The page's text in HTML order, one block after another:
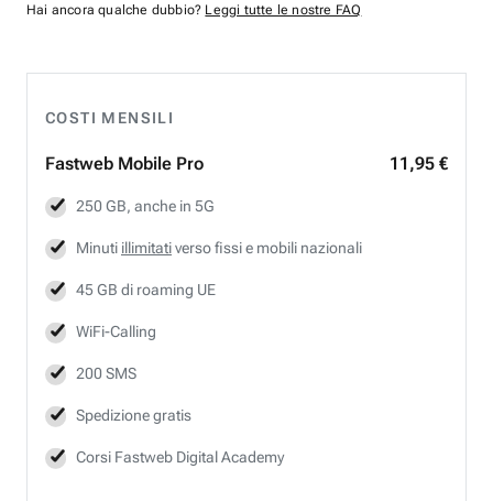
COSTI MENSILI
Fastweb Mobile Pro 11,95 €
250 GB, anche in 5G
Minuti illimitativerso fissi e mobili nazionali
45 GB di roaming UE
WiFi-Calling
200 SMS
Spedizione gratis
Corsi Fastweb Digital Academy
Hai ancora qualche dubbio? Leggi tutte le nostre FAQ